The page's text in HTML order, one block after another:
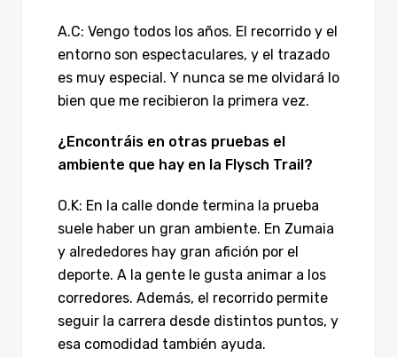
A.C: Vengo todos los años. El recorrido y el
entorno son espectaculares, y el trazado
es muy especial. Y nunca se me olvidará lo
bien que me recibieron la primera vez.
¿Encontráis en otras pruebas el
ambiente que hay en la Flysch Trail?
O.K: En la calle donde termina la prueba
suele haber un gran ambiente. En Zumaia
y alrededores hay gran afición por el
deporte. A la gente le gusta animar a los
corredores. Además, el recorrido permite
seguir la carrera desde distintos puntos, y
esa comodidad también ayuda.